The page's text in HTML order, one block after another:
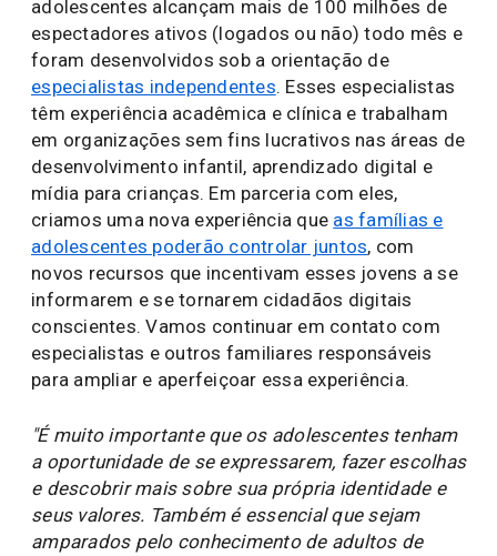
adolescentes alcançam mais de 100 milhões de
espectadores ativos (logados ou não) todo mês e
foram desenvolvidos sob a orientação de
especialistas independentes. Esses especialistas
têm experiência acadêmica e clínica e trabalham
em organizações sem fins lucrativos nas áreas de
desenvolvimento infantil, aprendizado digital e
mídia para crianças. Em parceria com eles,
criamos uma nova experiência que as famílias e
adolescentes poderão controlar juntos, com
novos recursos que incentivam esses jovens a se
informarem e se tornarem cidadãos digitais
conscientes. Vamos continuar em contato com
especialistas e outros familiares responsáveis
para ampliar e aperfeiçoar essa experiência.
"É muito importante que os adolescentes tenham
a oportunidade de se expressarem, fazer escolhas
e descobrir mais sobre sua própria identidade e
seus valores. Também é essencial que sejam
amparados pelo conhecimento de adultos de